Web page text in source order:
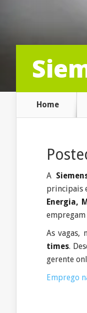
Home
A
principais
Energia,
As vagas,
times.
gerente
Emprego